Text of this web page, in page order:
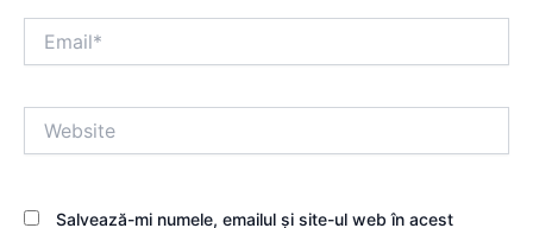
Salvează-mi numele, emailul și site-ul web în acest